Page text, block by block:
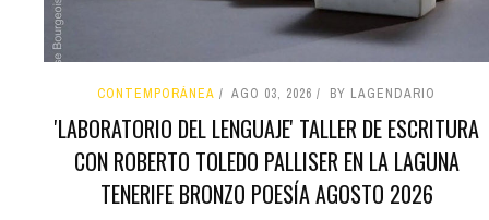
CONTEMPORÁNEA AGO 03, 2026 BY LAGENDARIO
'LABORATORIO DEL LENGUAJE' TALLER DE ESCRITURA
CON ROBERTO TOLEDO PALLISER EN LA LAGUNA
TENERIFE BRONZO POESÍA AGOSTO 2026